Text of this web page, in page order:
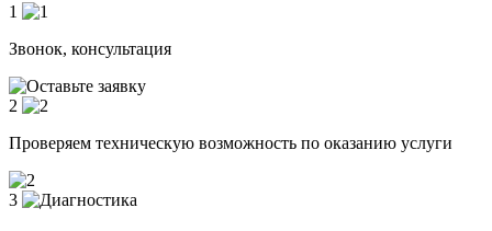
1
Звонок, консультация
2
Проверяем техническую возможность по оказанию услуги
3